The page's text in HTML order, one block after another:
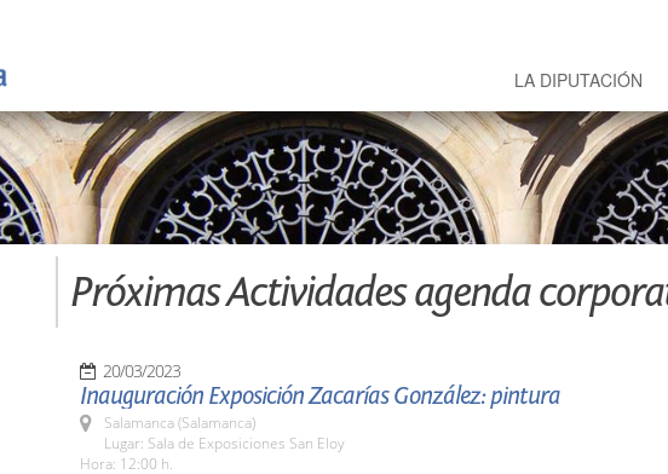
LA DIPUTACIÓN
Próximas Actividades agenda
20/03/2023
Inauguración Exposición Zacarías González: pintura
Salamanca (Salamanca)
Lugar: Sala de Exposiciones San Eloy
Hora: 12:00 h.